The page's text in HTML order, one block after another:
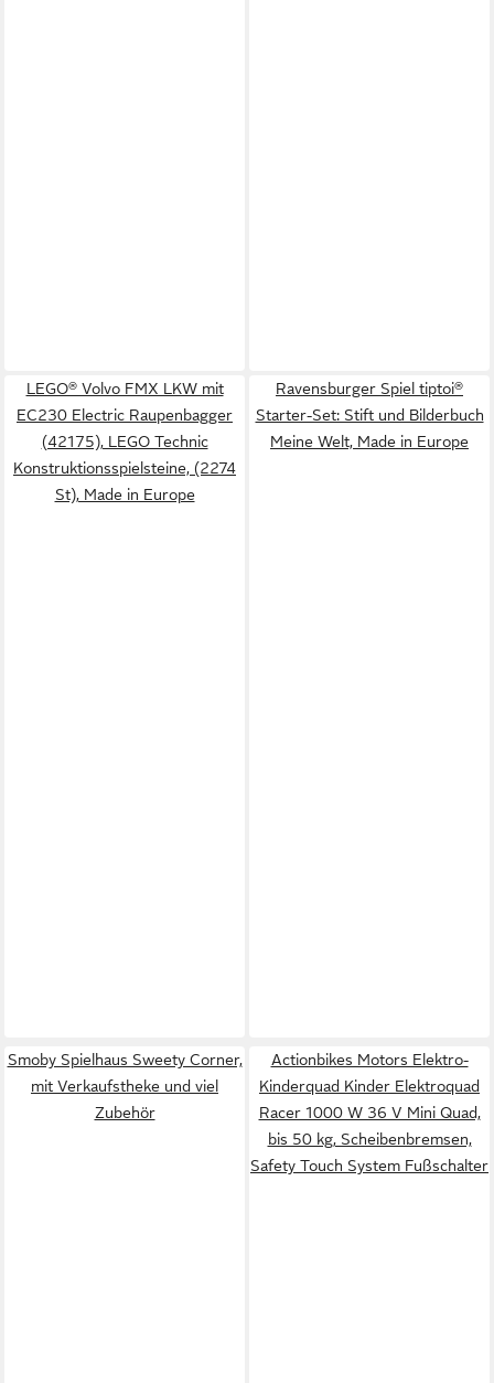
LEGO® Volvo FMX LKW mit
EC230 Electric Raupenbagger
(42175), LEGO Technic
Konstruktionsspielsteine, (2274
St), Made in Europe
Ravensburger Spiel tiptoi®
Starter-Set: Stift und Bilderbuch
Meine Welt, Made in Europe
Smoby Spielhaus Sweety Corner,
mit Verkaufstheke und viel
Zubehör
Actionbikes Motors Elektro-
Kinderquad Kinder Elektroquad
Racer 1000 W 36 V Mini Quad,
bis 50 kg, Scheibenbremsen,
Safety Touch System Fußschalter